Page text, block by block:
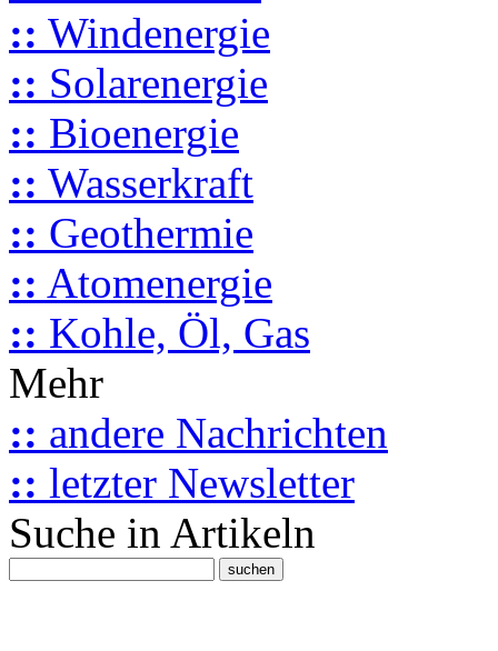
:: Windenergie
:: Solarenergie
:: Bioenergie
:: Wasserkraft
:: Geothermie
:: Atomenergie
:: Kohle, Öl, Gas
Mehr
:: andere Nachrichten
:: letzter Newsletter
Suche in Artikeln